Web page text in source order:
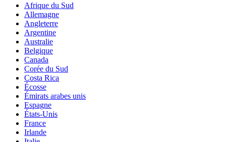
Afrique du Sud
Allemagne
Angleterre
Argentine
Australie
Belgique
Canada
Corée du Sud
Costa Rica
Écosse
Émirats arabes unis
Espagne
États-Unis
France
Irlande